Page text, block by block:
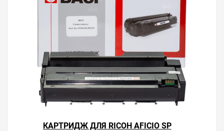
КАРТРИДЖ ДЛЯ RICOH AFICIO SP